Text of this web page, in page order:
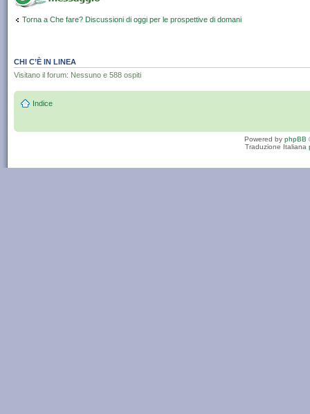
Torna a Che fare? Discussioni di oggi per le prospettive di domani
CHI C’È IN LINEA
Visitano il forum: Nessuno e 588 ospiti
Indice
Powered by phpBB
Traduzione Italiana